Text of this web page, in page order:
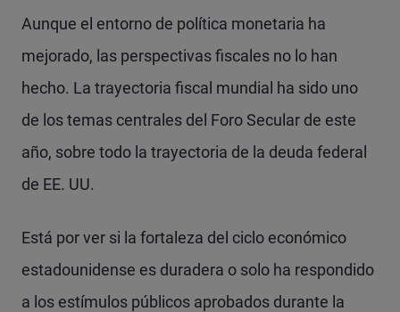
Aunque el entorno de política monetaria ha
mejorado, las perspectivas fiscales no lo han
hecho. La trayectoria fiscal mundial ha sido uno
de los temas centrales del Foro Secular de este
año, sobre todo la trayectoria de la deuda federal
de EE. UU.
Está por ver si la fortaleza del ciclo económico
estadounidense es duradera o solo ha respondido
a los estímulos públicos aprobados durante la